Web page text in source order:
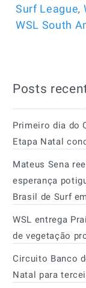
Surf League,
WSL South
Posts
Primeiro dia do
Etapa Natal
Mateus Sena
esperança
Brasil de Surf
WSL entrega
de vegetação
Circuito Banco
Natal para